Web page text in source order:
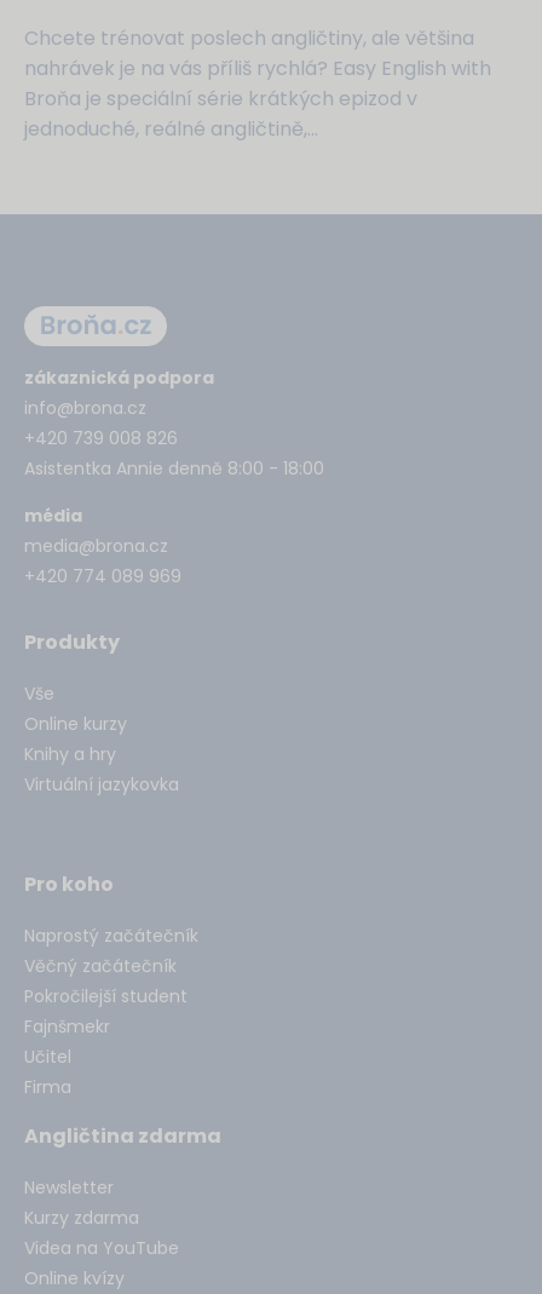
Chcete trénovat poslech angličtiny, ale většina
nahrávek je na vás příliš rychlá? Easy English with
Broňa je speciální série krátkých epizod v
jednoduché, reálné angličtině,...
zákaznická podpora
info@brona.cz
+420 739 008 826
Asistentka Annie denně 8:00 - 18:00
média
media@brona.cz
+420 774 089 969
Produkty
Vše
Online kurzy
Knihy a hry
Virtuální jazykovka
Pro koho
Naprostý začátečník
Věčný začátečník
Pokročilejší student
Fajnšmekr
Učitel
Firma
Angličtina zdarma
Newsletter
Kurzy zdarma
Videa na YouTube
Online kvízy